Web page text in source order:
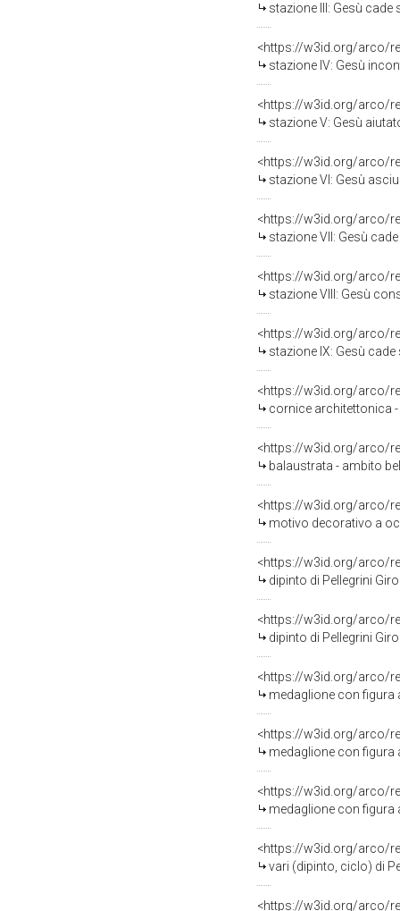
stazione III: Gesù cade
<https://w3id.org/arco/
stazione IV: Gesù
<https://w3id.org/arco/
stazione V: Gesù aiutato
<https://w3id.org/arco/
stazione VI: Gesù
<https://w3id.org/arco/
stazione VII: Gesù cade
<https://w3id.org/arco/
stazione VIII: Gesù
<https://w3id.org/arco/
stazione IX: Gesù cade
<https://w3id.org/arco/
cornice architettonica
<https://w3id.org/arco/
balaustrata - ambito
<https://w3id.org/arco/
motivo decorativo a
<https://w3id.org/arco/
dipinto di Pellegrini
<https://w3id.org/arco/
dipinto di Pellegrini
<https://w3id.org/arco/
medaglione con figura
<https://w3id.org/arco/
medaglione con figura
<https://w3id.org/arco/
medaglione con figura
<https://w3id.org/arco/
vari (dipinto, ciclo) di
<https://w3id.org/arco/